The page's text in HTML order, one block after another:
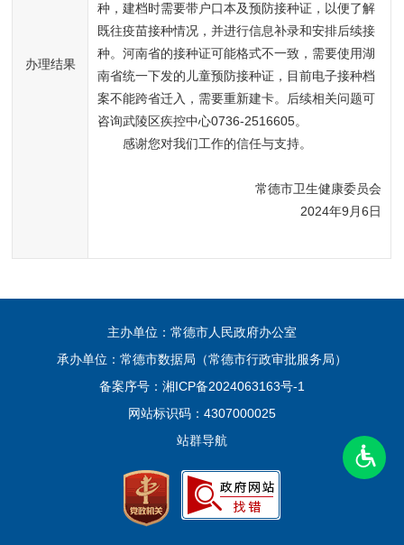
办理结果
种，建档时需要带户口本及预防接种证，以便了解
既往疫苗接种情况，并进行信息补录和安排后续接
种。河南省的接种证可能格式不一致，需要使用湖
南省统一下发的儿童预防接种证，目前电子接种档
案不能跨省迁入，需要重新建卡。后续相关问题可
咨询武陵区疾控中心0736-2516605。
感谢您对我们工作的信任与支持。
常德市卫生健康委员会
2024年9月6日
主办单位：常德市人民政府办公室
承办单位：常德市数据局（常德市行政审批服务局）
备案序号： 湘ICP备2024063163号-1
网站标识码：4307000025
站群导航